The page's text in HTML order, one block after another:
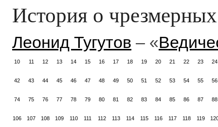
История о
Леонид Тугутов – «
10 11 12 13 14 15 16 17 18 19 20 21 22 23 24
42 43 44 45 46 47 48 49 50 51 52 53 54 55 56
74 75 76 77 78 79 80 81 82 83 84 85 86 87 88
106 107 108 109 110 111 112 113 114 115 116 117 118 119